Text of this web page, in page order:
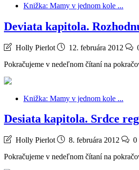
Knižka: Mamy v jednom kole ...
Deviata kapitola.
Holly Pierlot 12. februára 2012
Pokračujeme v nedeľnom čítaní na
Knižka: Mamy v jednom kole ...
Desiata kapitola. Srdce
Holly Pierlot 8. februára 2012
0
Pokračujeme v nedeľnom čítaní na